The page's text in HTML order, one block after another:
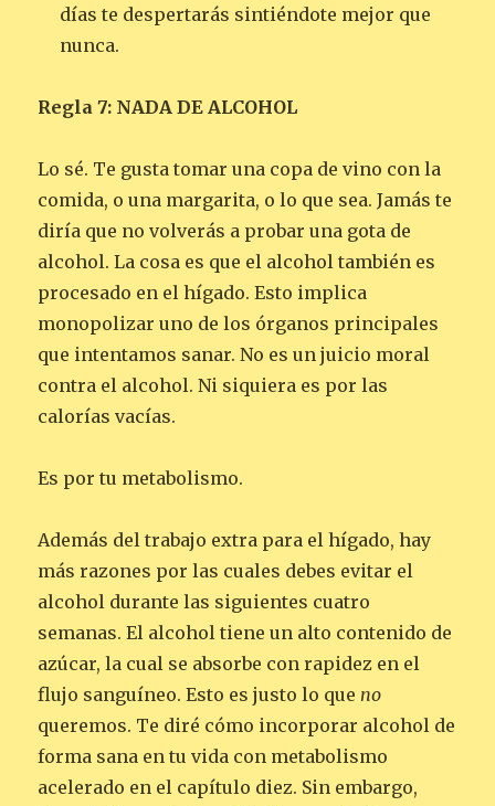
días te despertarás sintiéndote mejor que
nunca.
Regla 7: NADA DE ALCOHOL
Lo sé. Te gusta tomar una copa de vino con la
comida, o una margarita, o lo que sea. Jamás te
diría que no volverás a probar una gota de
alcohol. La cosa es que el alcohol también es
procesado en el hígado. Esto implica
monopolizar uno de los órganos principales
que intentamos sanar. No es un juicio moral
contra el alcohol. Ni siquiera es por las
calorías vacías.
Es por tu metabolismo.
Además del trabajo extra para el hígado, hay
más razones por las cuales debes evitar el
alcohol durante las siguientes cuatro
semanas. El alcohol tiene un alto contenido de
azúcar, la cual se absorbe con rapidez en el
flujo sanguíneo. Esto es justo lo que no
queremos. Te diré cómo incorporar alcohol de
forma sana en tu vida con metabolismo
acelerado en el capítulo diez. Sin embargo,